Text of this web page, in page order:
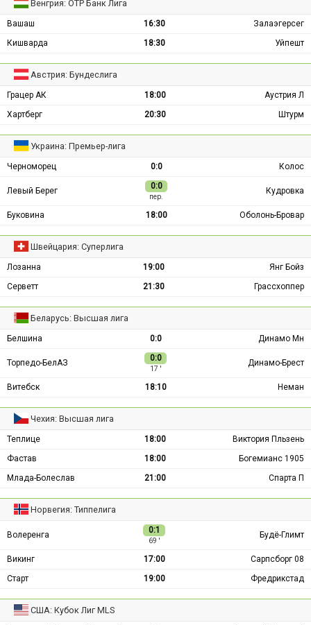
Венгрия: ОТР Банк Лига
Вашаш 16:30
Залаэгерсег
Кишварда
18:30 Уйпешт
Австрия: Бундеслига
Грацер АК 18:00
Аустрия Л
Хартберг
20:30 Штурм
Украина: Премьер-лига
Черноморец 0:0 Колос
Левый Берег 0:0
пер.
Кудровка
Буковина 18:00 Оболонь-Бровар
Швейцария: Суперлига
Лозанна 19:00
Янг Бойз
Серветт
21:30 Грассхоппер
Беларусь: Высшая лига
Белшина 0:0 Динамо Мн
Торпедо-БелАЗ 0:0
17 ′
Динамо-Брест
Витебск 18:10 Неман
Чехия: Высшая лига
Теплице 18:00
Виктория Пльзень
Фастав
18:00
Богемианс 1905
Млада-Болеслав
21:00 Спарта П
Норвегия: Типпелига
Волеренга 0:1
69 ′
Будё-Глимт
Викинг 17:00
Сарпсборг 08
Старт
19:00 Фредрикстад
США: Кубок Лиг MLS